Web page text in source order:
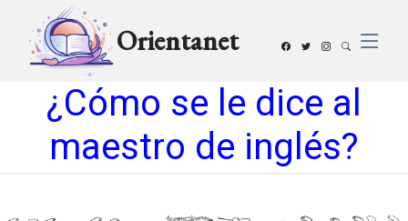
Orientanet
¿Cómo se le dice al
maestro de inglés?